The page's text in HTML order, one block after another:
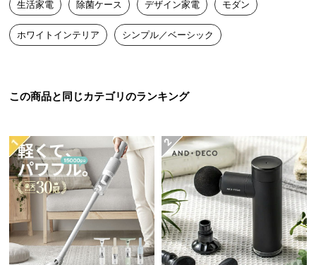
送
料
に
て
型
商
品
の
配
送
に
つ
黄色ブドウ球菌 約99.9%
すべての細菌に対して除菌効果を保証するもので
はありません。
生活家電 除菌ケース デザイン家電 モダン
ホワイトインテリア シンプル／ベーシック
この商品と同じカテゴリのランキング